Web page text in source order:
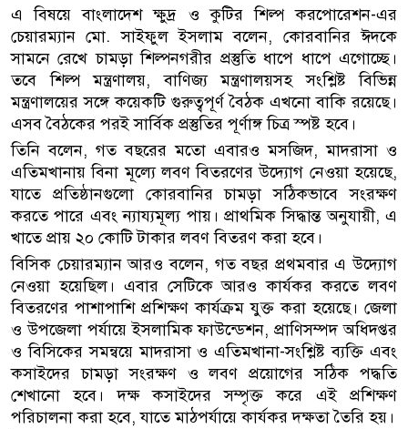
এ বিষয়ে বাংলাদেশ ক্ষুদ্র ও কুটির শিল্প করপোরেশন-এর
চেয়ারম্যান মো. সাইফুল ইসলাম বলেন, কোরবানির ঈদকে
সামনে রেখে চামড়া শিল্পনগরীর প্রস্তুতি ধাপে ধাপে এগোচ্ছে।
তবে শিল্প মন্ত্রণালয়, বাণিজ্য মন্ত্রণালয়সহ সংশ্লিষ্ট বিভিন্ন
মন্ত্রণালয়ের সঙ্গে কয়েকটি গুরুত্বপূর্ণ বৈঠক এখনো বাকি রয়েছে।
এসব বৈঠকের পরই সার্বিক প্রস্তুতির পূর্ণাঙ্গ চিত্র স্পষ্ট হবে।
তিনি বলেন, গত বছরের মতো এবারও মসজিদ, মাদরাসা ও
এতিমখানায় বিনা মূল্যে লবণ বিতরণের উদ্যোগ নেওয়া হয়েছে,
যাতে প্রতিষ্ঠানগুলো কোরবানির চামড়া সঠিকভাবে সংরক্ষণ
করতে পারে এবং ন্যায্যমূল্য পায়। প্রাথমিক সিদ্ধান্ত অনুযায়ী, এ
খাতে প্রায় ২০ কোটি টাকার লবণ বিতরণ করা হবে।
বিসিক চেয়ারম্যান আরও বলেন, গত বছর প্রথমবার এ উদ্যোগ
নেওয়া হয়েছিল। এবার সেটিকে আরও কার্যকর করতে লবণ
বিতরণের পাশাপাশি প্রশিক্ষণ কার্যক্রম যুক্ত করা হয়েছে। জেলা
ও উপজেলা পর্যায়ে ইসলামিক ফাউন্ডেশন, প্রাণিসম্পদ অধিদপ্তর
ও বিসিকের সমন্বয়ে মাদরাসা ও এতিমখানা-সংশ্লিষ্ট ব্যক্তি এবং
কসাইদের চামড়া সংরক্ষণ ও লবণ প্রয়োগের সঠিক পদ্ধতি
শেখানো হবে। দক্ষ কসাইদের সম্পৃক্ত করে এই প্রশিক্ষণ
পরিচালনা করা হবে, যাতে মাঠপর্যায়ে কার্যকর দক্ষতা তৈরি হয়।